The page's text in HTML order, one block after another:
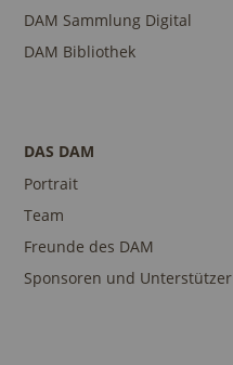
DAM Sammlung Digital
DAM Bibliothek
DAS DAM
Portrait
Team
Freunde des DAM
Sponsoren und Unterstützer